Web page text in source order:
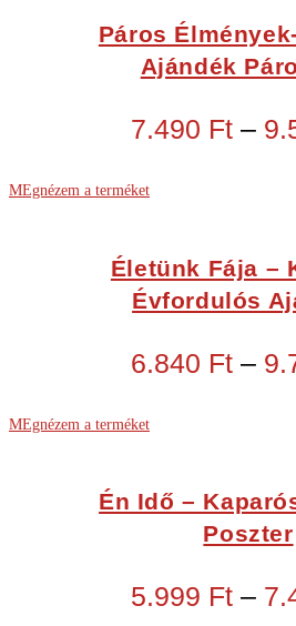
Páros
Ajándék
7.490 Ft –
MEgnézem a terméket
Életünk Fája –
Évfordulós
6.840 Ft –
MEgnézem a terméket
Én Idő –
Poszter
5.999 Ft –